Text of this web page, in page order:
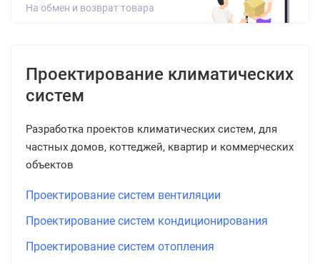
На обмен и возврат товара
Проектирование климатических
систем
Разработка проектов климатических систем, для
частных домов, коттеджей, квартир и коммерческих
объектов
Проектирование систем вентиляции
Проектирование систем кондиционирования
Проектирование систем отопления